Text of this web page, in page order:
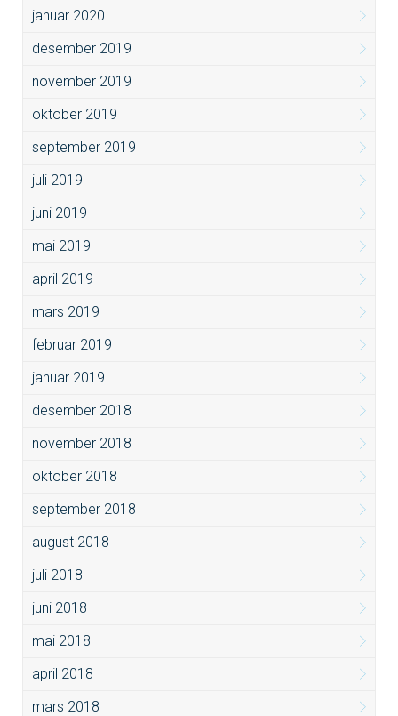
januar 2020
desember 2019
november 2019
oktober 2019
september 2019
juli 2019
juni 2019
mai 2019
april 2019
mars 2019
februar 2019
januar 2019
desember 2018
november 2018
oktober 2018
september 2018
august 2018
juli 2018
juni 2018
mai 2018
april 2018
mars 2018